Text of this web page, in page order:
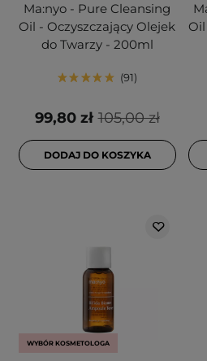
Ma:nyo - Pure Cleansing
Oil - Oczyszczający Olejek
do Twarzy - 200ml
91
105,00 zł
99,80 zł
DODAJ DO KOSZYKA
WYBÓR KOSMETOLOGA